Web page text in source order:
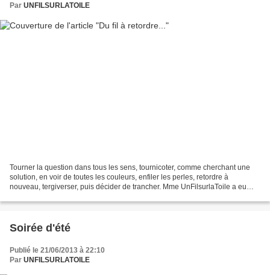
Par UNFILSURLATOILE
Tourner la question dans tous les sens, tournicoter, comme cherchant une
solution, en voir de toutes les couleurs, enfiler les perles, retordre à
nouveau, tergiverser, puis décider de trancher. Mme UnFilsurlaToile a eu
Soirée d'été
Publié le 21/06/2013 à 22:10
Par UNFILSURLATOILE